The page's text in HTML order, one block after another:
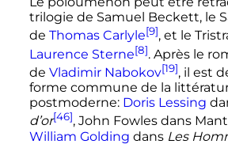
trilogie de Samuel Beckett, le
de Thomas Carlyle[9], et le
Laurence Sterne[8]. Après le
de Vladimir Nabokov[19], il est
forme commune de la
postmoderne: Doris Lessing
d’or[46], John Fowles dans
William Golding dans Les